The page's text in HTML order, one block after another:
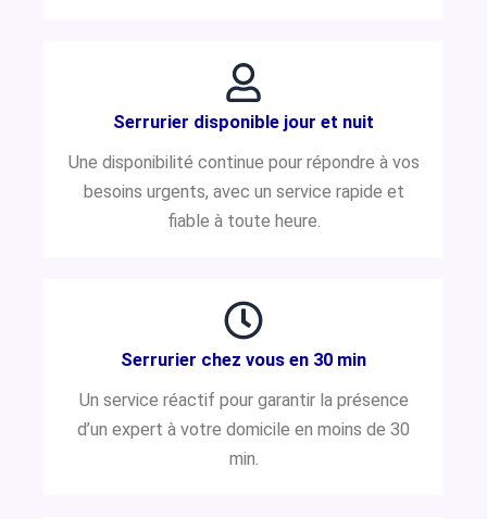
Serrurier disponible jour et nuit
Une disponibilité continue pour répondre à vos
besoins urgents, avec un service rapide et
fiable à toute heure.
Serrurier chez vous en 30 min
Un service réactif pour garantir la présence
d’un expert à votre domicile en moins de 30
min.